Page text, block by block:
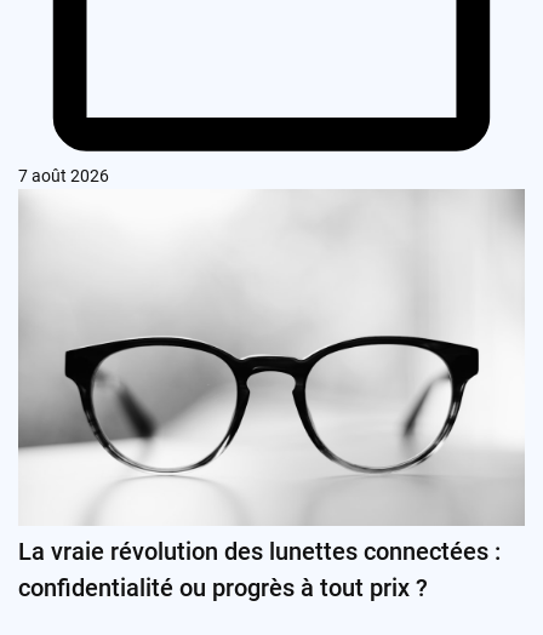
7 août 2026
La vraie révolution des lunettes connectées :
confidentialité ou progrès à tout prix ?